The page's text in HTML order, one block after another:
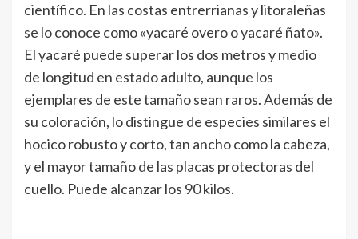
científico. En las costas entrerrianas y litoraleñas
se lo conoce como «yacaré overo o yacaré ñato».
El yacaré puede superar los dos metros y medio
de longitud en estado adulto, aunque los
ejemplares de este tamaño sean raros. Además de
su coloración, lo distingue de especies similares el
hocico robusto y corto, tan ancho como la cabeza,
y el mayor tamaño de las placas protectoras del
cuello. Puede alcanzar los 90 kilos.